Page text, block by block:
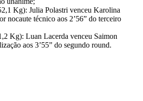
Kg): Julia Polastri venceu Karolina
nocaute técnico aos 2’56” do terceiro
Kg): Luan Lacerda venceu Saimon
aos 3’55” do segundo round.